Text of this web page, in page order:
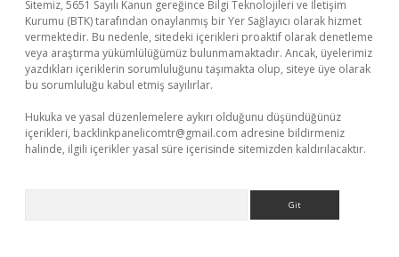
Sitemiz, 5651 Sayılı Kanun gereğince Bilgi Teknolojileri ve İletişim
Kurumu (BTK) tarafından onaylanmış bir Yer Sağlayıcı olarak hizmet
vermektedir. Bu nedenle, sitedeki içerikleri proaktif olarak denetleme
veya araştırma yükümlülüğümüz bulunmamaktadır. Ancak, üyelerimiz
yazdıkları içeriklerin sorumluluğunu taşımakta olup, siteye üye olarak
bu sorumluluğu kabul etmiş sayılırlar.
Hukuka ve yasal düzenlemelere aykırı olduğunu düşündüğünüz
içerikleri, backlinkpanelicomtr@gmail.com adresine bildirmeniz
halinde, ilgili içerikler yasal süre içerisinde sitemizden kaldırılacaktır.